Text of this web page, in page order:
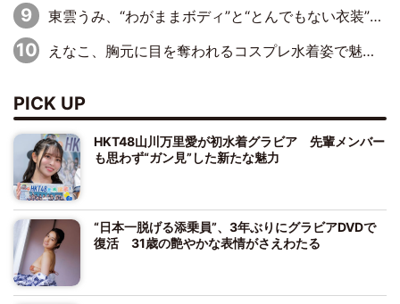
東雲うみ、“わがままボディ”と“とんでもない衣装”で誘惑「パーフェクトなスタイル」「くびれがステキ」「やみつきになるボディ」
えなこ、胸元に目を奪われるコスプレ水着姿で魅了「群を抜く美しさと華やかさ」「えなこりんの千咲は破壊力がスゴい」
PICK UP
HKT48山川万里愛が初水着グラビア 先輩メンバー
も思わず“ガン見”した新たな魅力
“日本一脱げる添乗員”、3年ぶりにグラビアDVDで
復活 31歳の艶やかな表情がさえわたる